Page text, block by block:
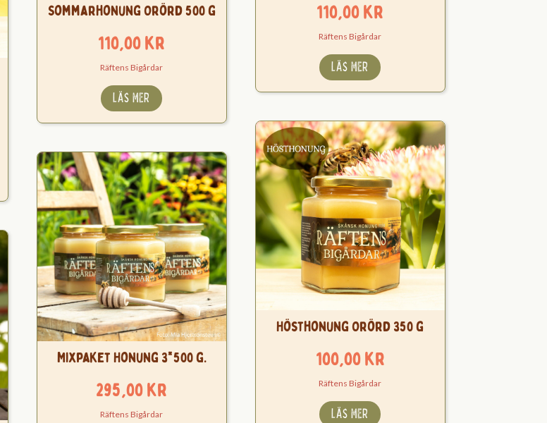
110,00kr
Räftens Bigårdar
LÄS MER
Sommarhonung Orörd 500 g
110,00kr
Räftens Bigårdar
LÄS MER
Hösthonung Orörd 350 g
100,00kr
Räftens Bigårdar
LÄS MER
Mixpaket Honung 3*500 g.
295,00kr
Räftens Bigårdar